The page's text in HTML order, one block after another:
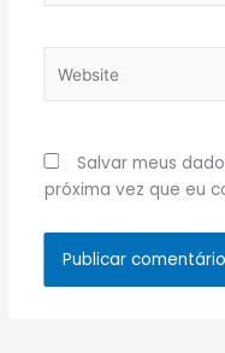
Salvar meus
próxima vez que eu